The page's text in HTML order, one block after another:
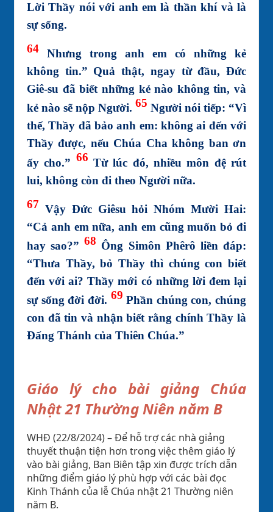
Lời Thầy nói với anh em là thần khí và là
sự sống.
64
Nhưng trong anh em có những kẻ
không tin.” Quả thật, ngay từ đầu, Đức
Giê-su đã biết những kẻ nào không tin, và
kẻ nào sẽ nộp Người. 65 Người nói tiếp: “Vì
thế, Thầy đã bảo anh em: không ai đến với
Thầy được, nếu Chúa Cha không ban ơn
ấy cho.” 66Từ lúc đó, nhiều môn đệ rút
lui, không còn đi theo Người nữa.
67 Vậy Đức Giêsu hỏi Nhóm Mười Hai:
“Cả anh em nữa, anh em cũng muốn bỏ đi
hay sao?”68 Ông Simôn Phêrô liền đáp:
“Thưa Thầy, bỏ Thầy thì chúng con biết
đến với ai? Thầy mới có những lời đem lại
sự sống đời đời. 69Phần chúng con, chúng
con đã tin và nhận biết rằng chính Thầy là
Đấng Thánh của Thiên Chúa.”
Giáo lý cho bài giảng Chúa
Nhật 21 Thường Niên năm B
WHĐ (22/8/2024) – Để hỗ trợ các nhà giảng
thuyết thuận tiện hơn trong việc thêm giáo lý
vào bài giảng, Ban Biên tập xin được trích dẫn
những điểm giáo lý phù hợp với các bài đọc
Kinh Thánh của lễ Chúa nhật 21 Thường niên
năm B.